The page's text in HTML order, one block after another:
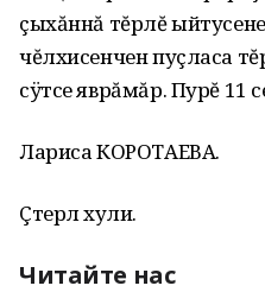
çыхăннă тĕрлĕ
чĕлхисенчен пуçласа
сÿтсе яврăмăр. Пурĕ 11
Лариса КОРОТАЕВА.
Çтерлӗ хули.
Читайте нас